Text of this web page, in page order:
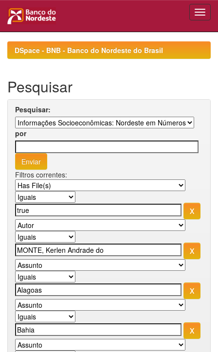
navigationDSpace - BNB - Banco do Nordeste do Brasil
Pesquisar
Pesquisar:
por
Filtros correntes: